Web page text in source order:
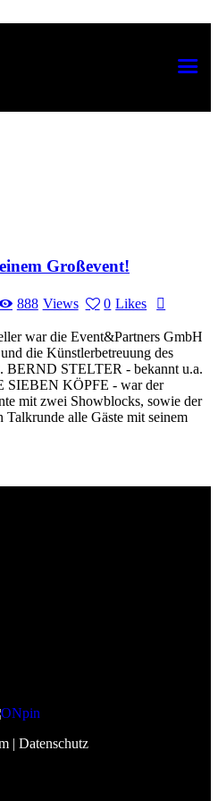
Großevent!
888 Views 0 Likes
war die Event&Partners GmbH
die Künstlerbetreuung des
BERND STELTER - bekannt u.a.
SIEBEN KÖPFE - war der
mit zwei Showblocks, sowie der
alle Gäste mit seinem
| Datenschutz